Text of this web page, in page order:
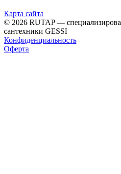
Карта сайта
© 2026 RUTAP —
сантехники GESSI
Конфиденциальность
Оферта